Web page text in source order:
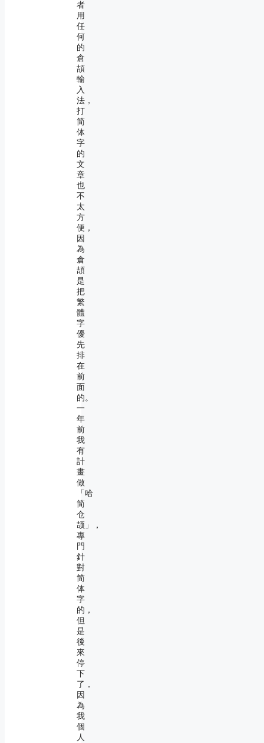
者
用
任
何
的
倉
頡
輸
入
法，
打
简
体
字
的
文
章
也
不
太
方
便，
因
為
倉
頡
是
把
繁
體
字
優
先
排
在
前
面
的。
一
年
前
我
有
計
畫
做
「哈
简
仓
颉」，
專
門
針
對
简
体
字
的，
但
是
後
來
停
下
了，
因
為
我
個
人